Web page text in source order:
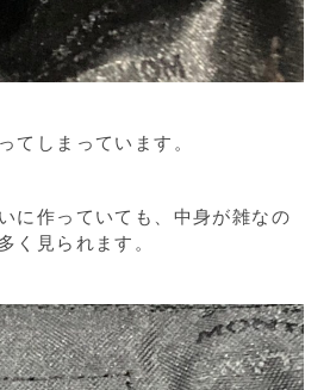
てしまっています。
に作っていても、中身が雑なの
く見られます。